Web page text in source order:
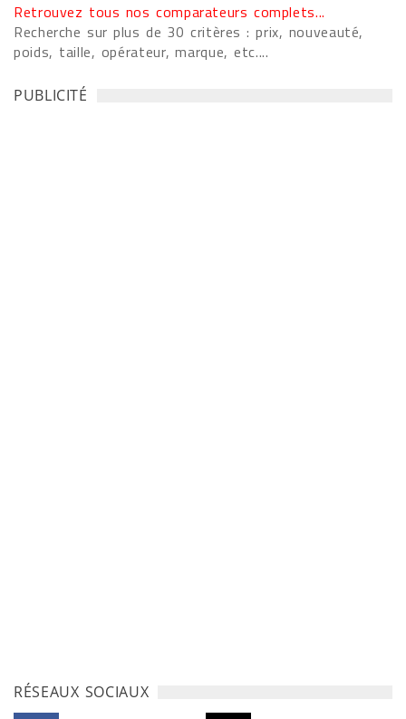
Retrouvez tous nos comparateurs complets...
Recherche sur plus de 30 critères : prix, nouveauté,
poids, taille, opérateur, marque, etc....
PUBLICITÉ
RÉSEAUX SOCIAUX